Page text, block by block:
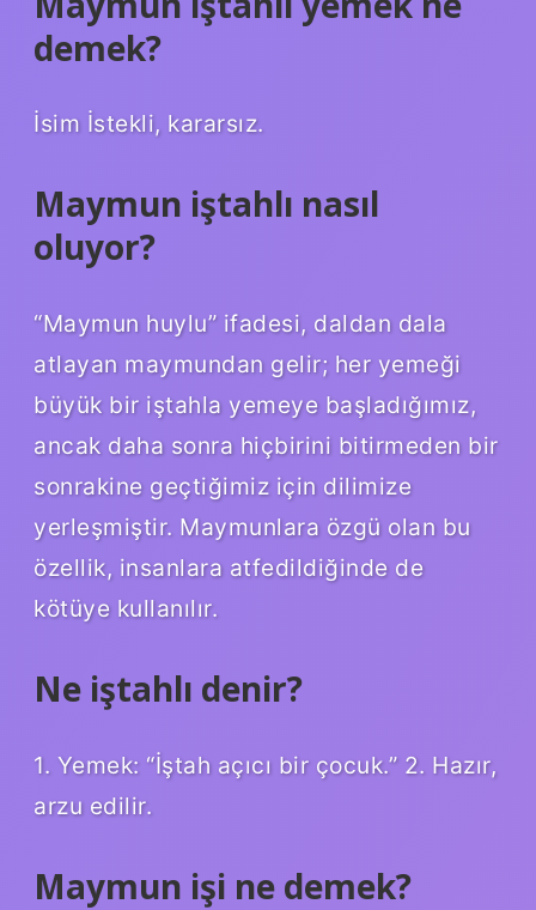
demek?
İsim İstekli, kararsız.
Maymun iştahlı nasıl
oluyor?
“Maymun huylu” ifadesi, daldan dala
atlayan maymundan gelir; her yemeği
büyük bir iştahla yemeye başladığımız,
ancak daha sonra hiçbirini bitirmeden bir
sonrakine geçtiğimiz için dilimize
yerleşmiştir. Maymunlara özgü olan bu
özellik, insanlara atfedildiğinde de
kötüye kullanılır.
Ne iştahlı denir?
1. Yemek: “İştah açıcı bir çocuk.” 2. Hazır,
arzu edilir.
Maymun işi ne demek?